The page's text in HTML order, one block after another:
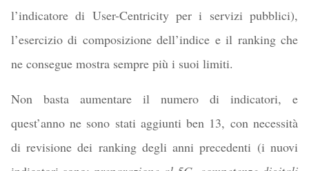
l’indicatore di User-Centricity per i servizi pubblici),
l’esercizio di composizione dell’indice e il ranking che
ne consegue mostra sempre più i suoi limiti.
Non basta aumentare il numero di indicatori, e
quest’anno ne sono stati aggiunti ben 13, con necessità
di revisione dei ranking degli anni precedenti (i nuovi